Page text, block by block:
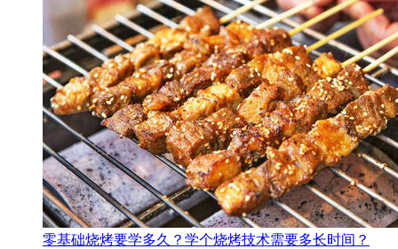
零基础烧烤要学多久？学个烧烤技术需要多长时间？